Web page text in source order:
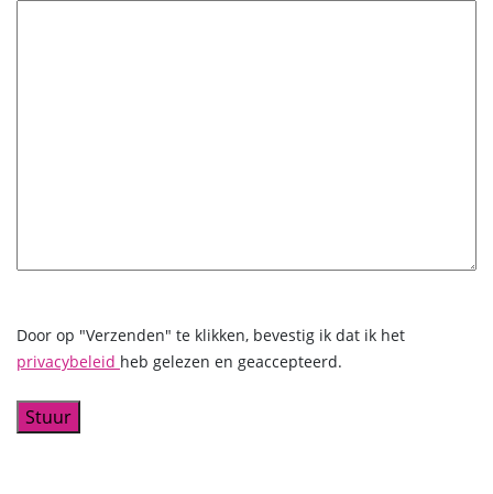
Door op "Verzenden" te klikken, bevestig ik dat ik het
privacybeleid heb gelezen en geaccepteerd.
Stuur